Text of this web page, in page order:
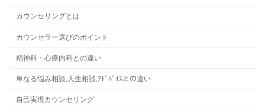
カウンセリングとは
カウンセラー選びのポイント
精神科・心療内科との違い
単なる悩み相談,人生相談,ｱﾄﾞﾊﾞｲｽとの違い
自己実現カウンセリング